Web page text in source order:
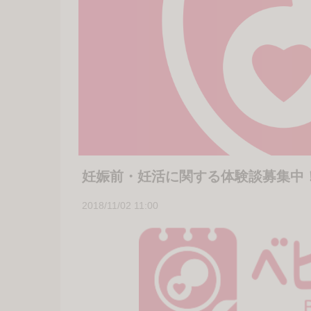
妊娠前・妊活に関する体験談募集中
2018/11/02 11:00